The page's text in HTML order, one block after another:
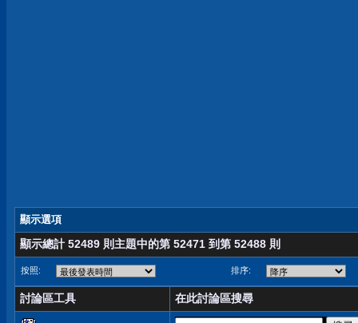
顯示選項
顯示總計 52489 則主題中的第 52471 到第 52488 則
按照: 排序:
討論區工具 在此討論區搜尋